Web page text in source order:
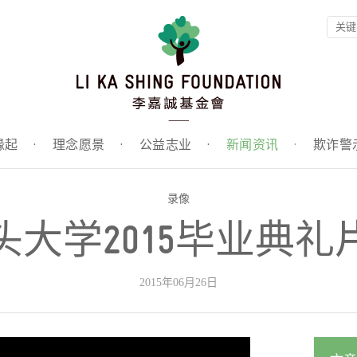
起 · 理念愿景 · 公益志业 · 新闻资讯 · 欺诈警
录像
大学2015毕业典礼
2015年06月26日